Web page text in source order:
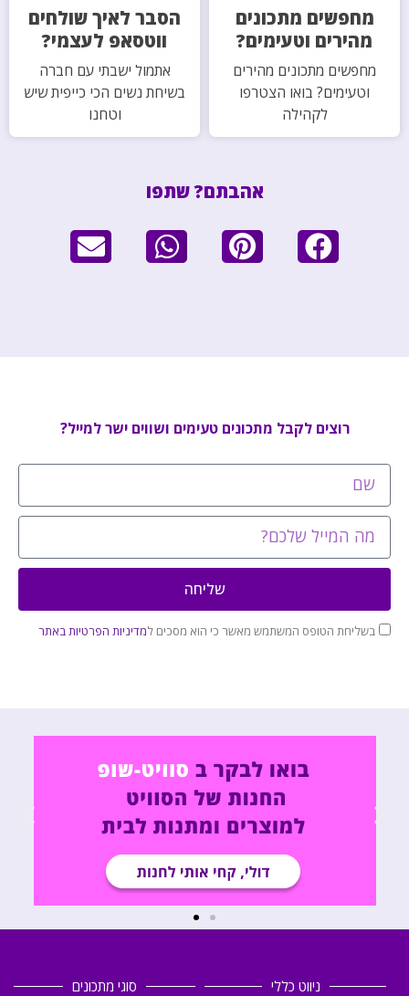
מחפשים מתכונים
מהירים וטעימים?
מחפשים מתכונים מהירים
וטעימים? בואו הצטרפו
לקהילה
הסבר לאיך שולחים
ווטסאפ לעצמי?
אתמול ישבתי עם חברה
בשיחת נשים הכי כייפית שיש
וטחנו
אהבתם? שתפו
רוצים לקבל מתכונים טעימים ושווים ישר למייל?
בשליחת הטופס המשתמש מאשר כי הוא מסכים למדיניות הפרטיות באתר
שליחה
ניווט כללי סוגי מתכונים